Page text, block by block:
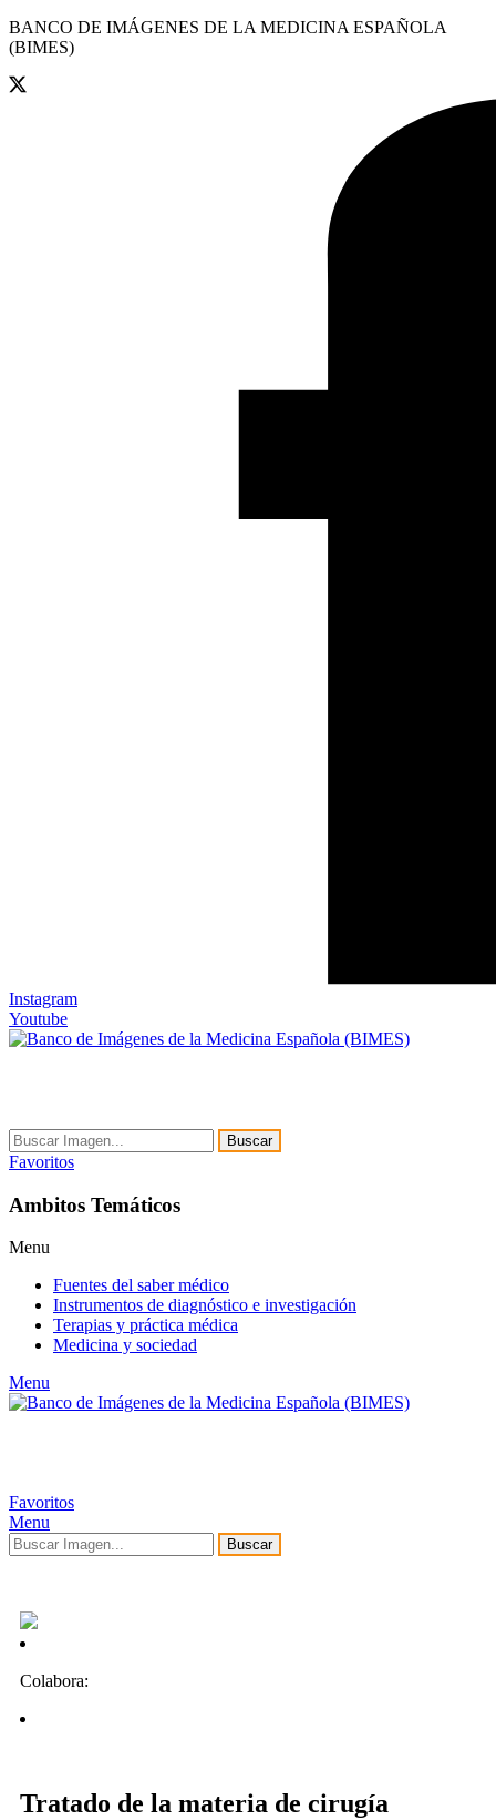
BANCO DE IMÁGENES DE LA MEDICINA ESPAÑOLA
(BIMES)
Instagram
Youtube
Buscar
Favoritos
Ambitos Temáticos
Menu
Fuentes del saber médico
Instrumentos de diagnóstico e investigación
Terapias y práctica médica
Medicina y sociedad
Menu
Favoritos
Menu
Buscar
Colabora:
Tratado de la materia de cirugía